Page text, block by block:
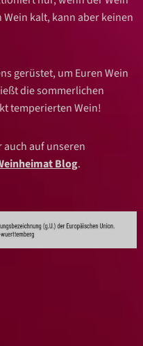
Wein kalt, kann aber keinen
gerüstet, um Euren Wein
die sommerlichen
temperierten Wein!
auf unseren
Blog.